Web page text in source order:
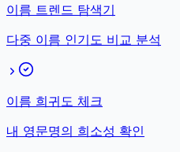
이름 트렌드 탐색기
다중 이름 인기도 비교 분석
이름 희귀도 체크
내 영문명의 희소성 확인